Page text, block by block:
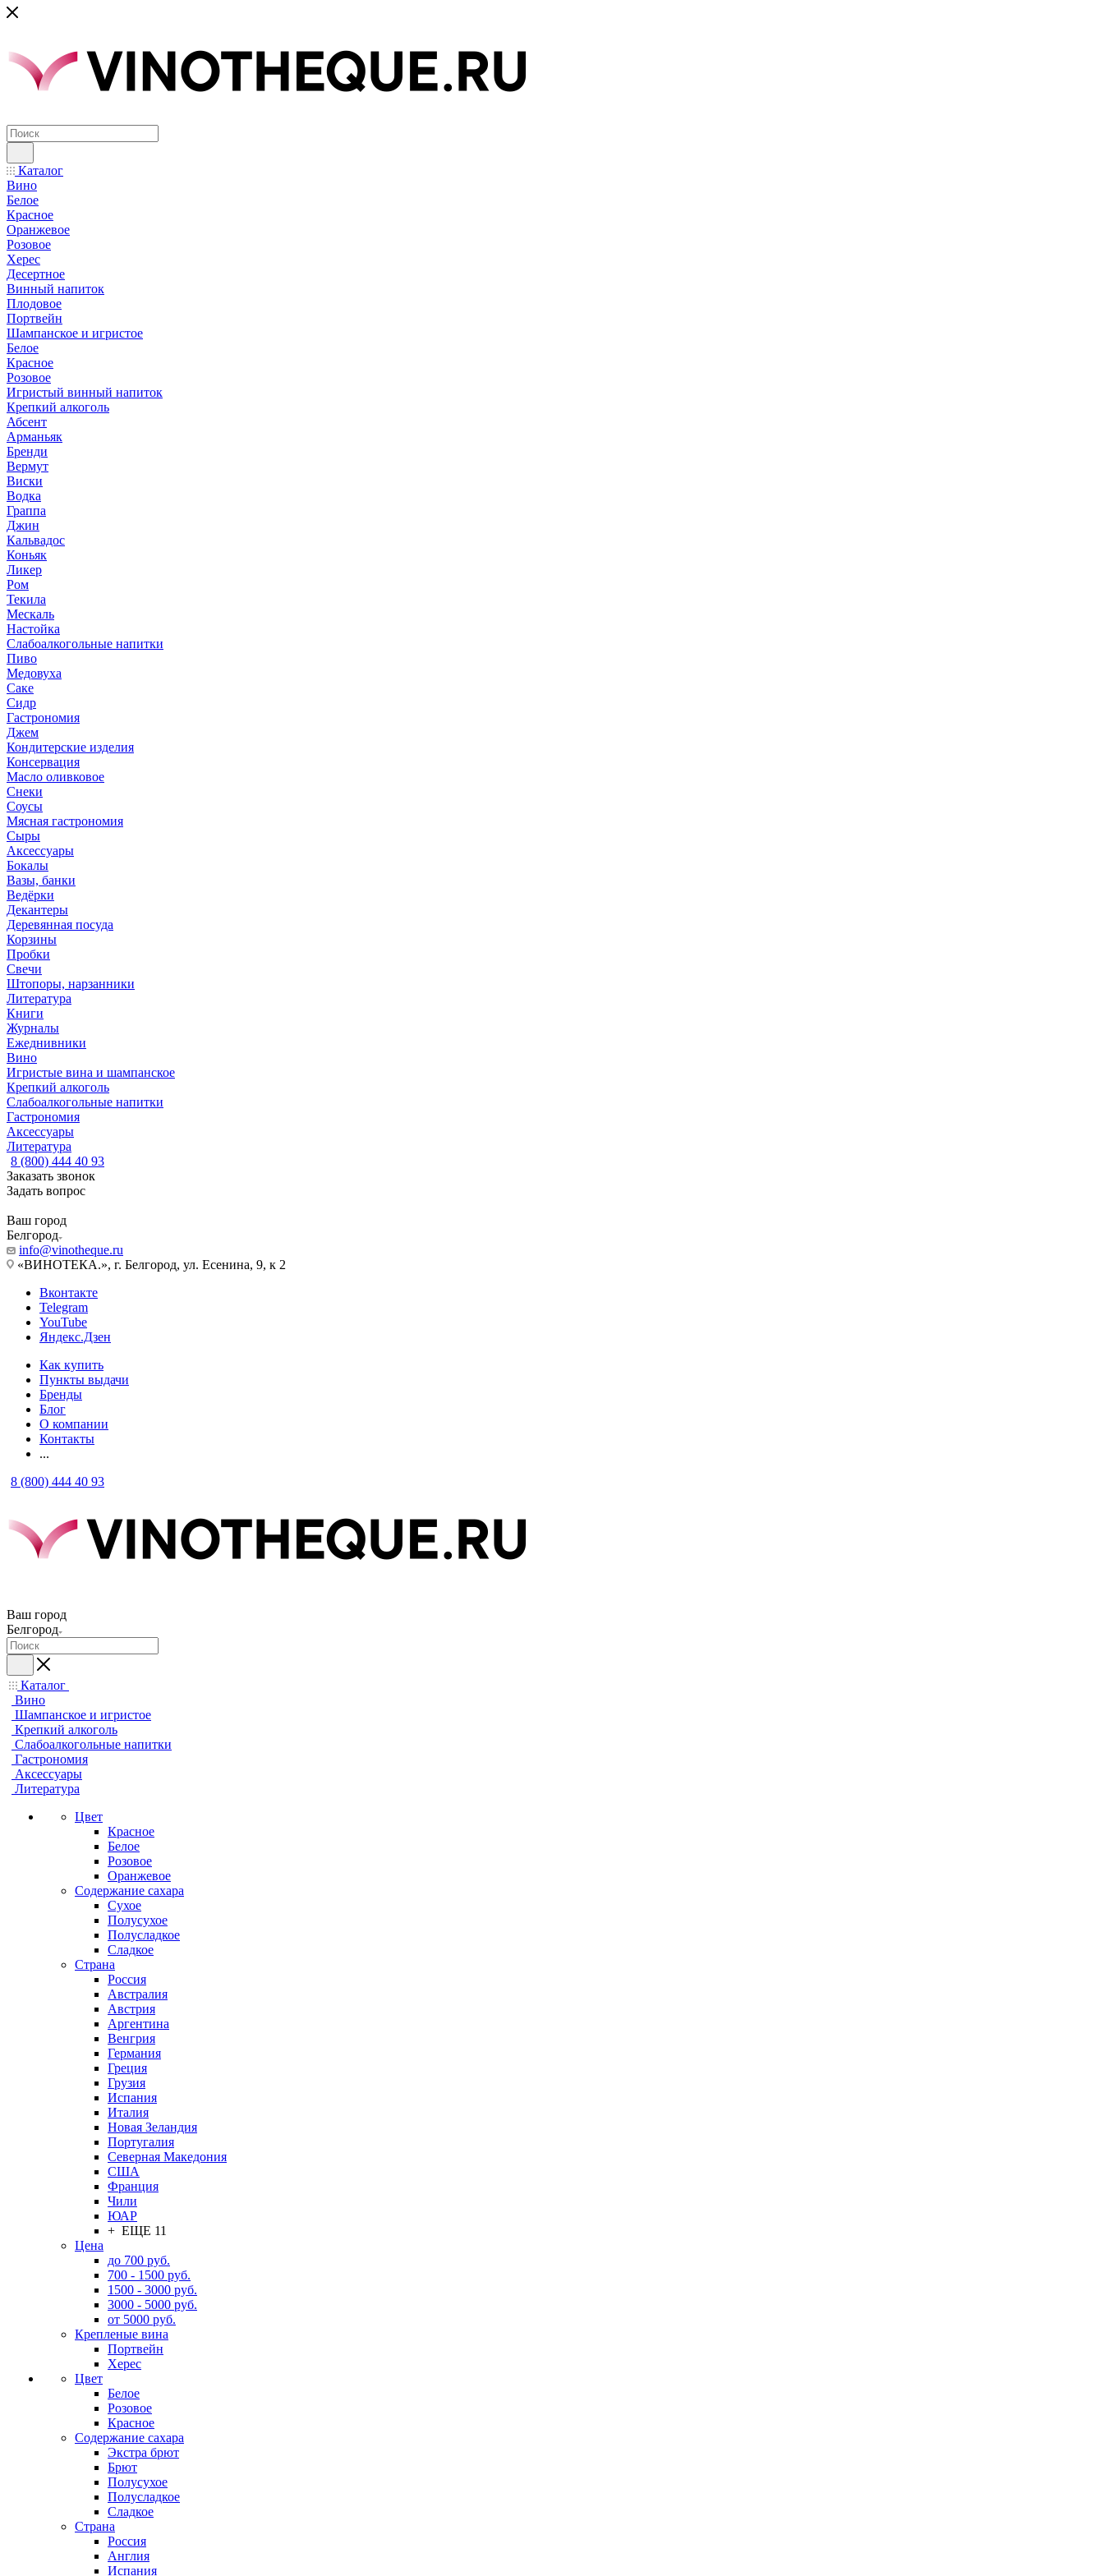
Каталог
Вино
Белое
Красное
Оранжевое
Розовое
Херес
Десертное
Винный напиток
Плодовое
Портвейн
Шампанское и игристое
Белое
Красное
Розовое
Игристый винный напиток
Крепкий алкоголь
Абсент
Арманьяк
Бренди
Вермут
Виски
Водка
Граппа
Джин
Кальвадос
Коньяк
Ликер
Ром
Текила
Мескаль
Настойка
Слабоалкогольные напитки
Пиво
Медовуха
Саке
Сидр
Гастрономия
Джем
Кондитерские изделия
Консервация
Масло оливковое
Снеки
Соусы
Мясная гастрономия
Сыры
Аксессуары
Бокалы
Вазы, банки
Ведёрки
Декантеры
Деревянная посуда
Корзины
Пробки
Свечи
Штопоры, нарзанники
Литература
Книги
Журналы
Ежеднивники
Вино
Игристые вина и шампанское
Крепкий алкоголь
Слабоалкогольные напитки
Гастрономия
Аксессуары
Литература
8 (800) 444 40 93
Заказать звонок
Задать вопрос
Ваш город
Белгород
info@vinotheque.ru
«ВИНОТЕКА.», г. Белгород, ул. Есенина, 9, к 2
Вконтакте
Telegram
YouTube
Яндекс.Дзен
Как купить
Пункты выдачи
Бренды
Блог
О компании
Контакты
...
8 (800) 444 40 93
Ваш город
Белгород
Каталог
Вино
Шампанское и игристое
Крепкий алкоголь
Слабоалкогольные напитки
Гастрономия
Аксессуары
Литература
Цвет
Красное
Белое
Розовое
Оранжевое
Содержание сахара
Сухое
Полусухое
Полусладкое
Сладкое
Страна
Россия
Австралия
Австрия
Аргентина
Венгрия
Германия
Греция
Грузия
Испания
Италия
Новая Зеландия
Португалия
Северная Македония
США
Франция
Чили
ЮАР
+ ЕЩЕ 11
Цена
до 700 руб.
700 - 1500 руб.
1500 - 3000 руб.
3000 - 5000 руб.
от 5000 руб.
Крепленые вина
Портвейн
Херес
Цвет
Белое
Розовое
Красное
Содержание сахара
Экстра брют
Брют
Полусухое
Полусладкое
Сладкое
Страна
Россия
Англия
Испания